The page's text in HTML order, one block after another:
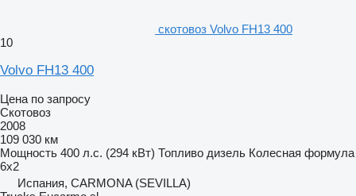
скотовоз Volvo FH13 400
10
Volvo FH13 400
Цена по запросу
Скотовоз
2008
109 030 км
Мощность 400 л.с. (294 кВт) Топливо дизель Колесная формула
6x2
Испания, CARMONA (SEVILLA)